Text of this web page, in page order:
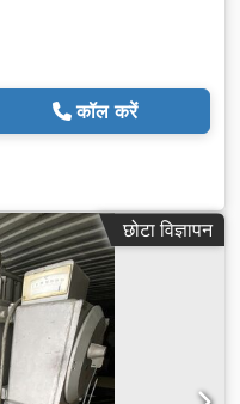
कॉल करें
छोटा विज्ञापन